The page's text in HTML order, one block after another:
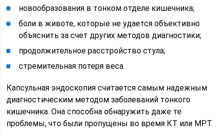
новообразования в тонком отделе кишечника;
боли в животе, которые не удается объективно
объяснить за счет других методов диагностики;
продолжительное расстройство стула;
стремительная потеря веса.
Капсульная эндоскопия считается самым надежным
диагностическим методом заболеваний тонкого
кишечника. Она способна обнаружить даже те
проблемы, что были пропущены во время КТ или МРТ.